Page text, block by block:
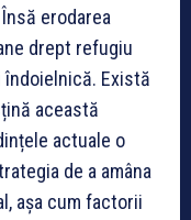
erodarea
drept refugiu
Există
această
actuale o
de a amâna
așa cum factorii